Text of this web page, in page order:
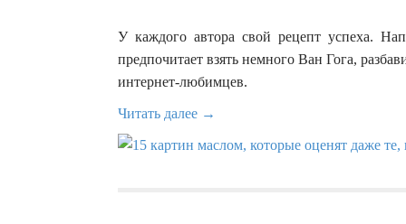
У каждого автора свой рецепт успеха.
предпочитает взять немного Ван Гога,
интернет-любимцев.
Читать далее →